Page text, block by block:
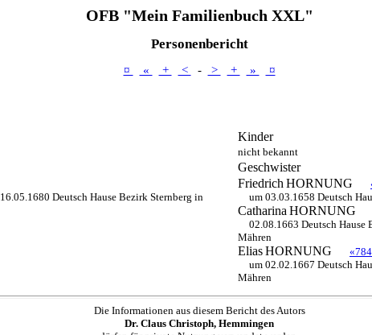
OFB "Mein Familienbuch XXL"
Personenbericht
¤ « + < - > + » ¤
Kinder
nicht bekannt
Geschwister
16.05.1680 Deutsch Hause Bezirk Sternberg in
Friedrich HORNUNG
um 03.03.1658 Deutsch
Catharina HORNUNG
02.08.1663 Deutsch Hause
Mähren
EliasHORNUNG
um 02.02.1667 Deutsch
Mähren
Die Informationen aus diesem Bericht des Autors
Dr. Claus Christoph, Hemmingen